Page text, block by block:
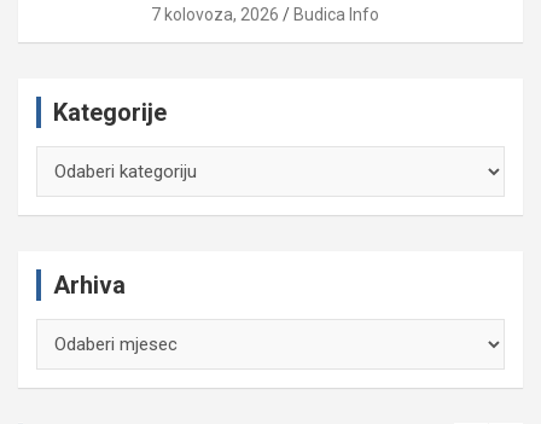
7 kolovoza, 2026 Budica Info
Kategorije
Arhiva